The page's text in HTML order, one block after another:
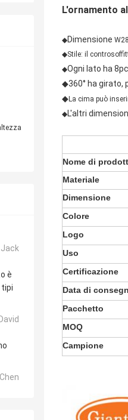
è
L'ornamento
◆Dimensione
◆Stile: il
◆Ogni lato ha
◆360° ha girato,
◆La cima può
◆L'altri
Nome di
Materiale
Dimensione
Colore
Logo
Uso
Certificazione
Data di
Pacchetto
MOQ
Campione